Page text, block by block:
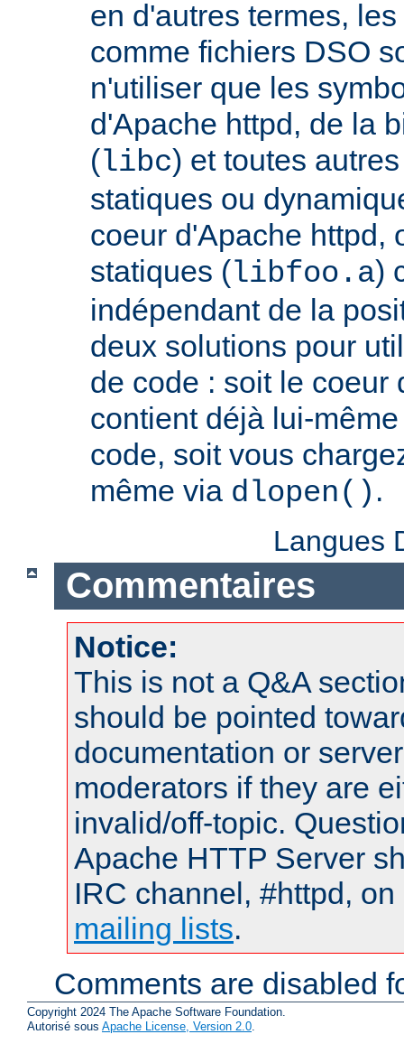
en d'autres termes,
comme fichiers DSO
n'utiliser que les
d'Apache httpd, de la
(libc) et toutes
statiques ou
coeur d'Apache httpd,
statiques (libfoo.a)
indépendant de la
deux solutions pour
de code : soit le coeur
contient déjà lui-
code, soit vous
même via dlopen() .
Langues
Commentaires
Notice:
This is not a Q&A
should be pointed
documentation or
moderators if they are
invalid/off-topic.
Apache HTTP Server
IRC channel, #httpd,
mailing lists.
Comments are disabled
Copyright 2024 The Apache Software Foundation.
Autorisé sous Apache License, Version 2.0